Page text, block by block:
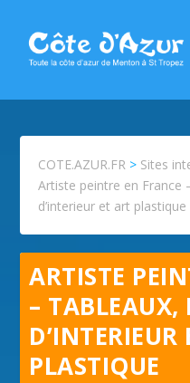
COTE.AZUR.FR > Sites
Artiste peintre en France
d’interieur et art plastique
ARTISTE
– TABLEAUX,
D’INTERIEUR
PLASTIQUE